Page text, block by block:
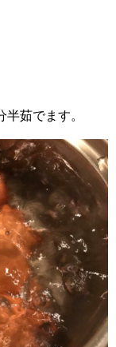
茹でます。